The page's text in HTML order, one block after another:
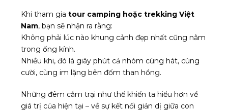
Khi tham gia tour camping hoặc trekking Việt
Nam, bạn sẽ nhận ra rằng:
Không phải lúc nào khung cảnh đẹp nhất cũng nằm
trong ống kính.
Nhiều khi, đó là giây phút cả nhóm cùng hát, cùng
cười, cùng im lặng bên đốm than hồng.
Những đêm cắm trại như thế khiến ta hiểu hơn về
giá trị của hiện tại – về sự kết nối giản dị giữa con